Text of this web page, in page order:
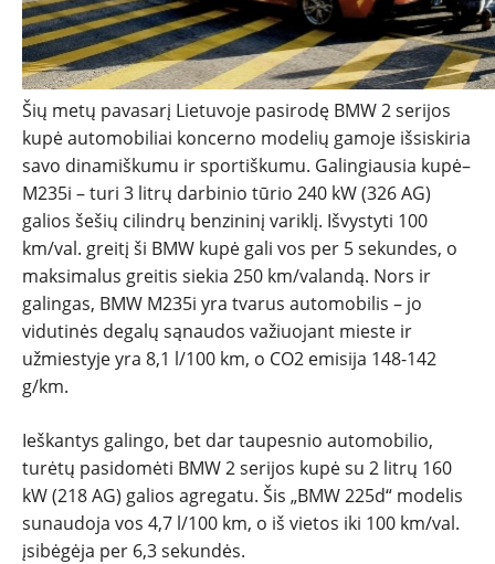
Šių metų pavasarį Lietuvoje pasirodę BMW 2 serijos
kupė automobiliai koncerno modelių gamoje išsiskiria
savo dinamiškumu ir sportiškumu. Galingiausia kupė–
M235i – turi 3 litrų darbinio tūrio 240 kW (326 AG)
galios šešių cilindrų benzininį variklį. Išvystyti 100
km/val. greitį ši BMW kupė gali vos per 5 sekundes, o
maksimalus greitis siekia 250 km/valandą. Nors ir
galingas, BMW M235i yra tvarus automobilis – jo
vidutinės degalų sąnaudos važiuojant mieste ir
užmiestyje yra 8,1 l/100 km, o CO2 emisija 148-142
g/km.
Ieškantys galingo, bet dar taupesnio automobilio,
turėtų pasidomėti BMW 2 serijos kupė su 2 litrų 160
kW (218 AG) galios agregatu. Šis „BMW 225d“ modelis
sunaudoja vos 4,7 l/100 km, o iš vietos iki 100 km/val.
įsibėgėja per 6,3 sekundės.